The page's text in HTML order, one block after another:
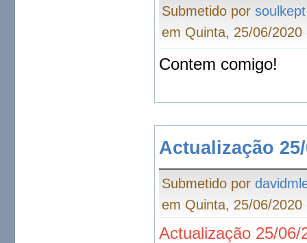
Submetido porsoulkept
em Quinta, 25/06/2020
Contem comigo!
Actualização
Submetido por
em Quinta, 25/06/2020
Actualização 25/06/